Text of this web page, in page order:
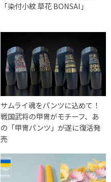
「染付小紋 草花 BONSAI」
サムライ魂をパンツに込めて！
戦国武将の甲冑がモチーフ、あ
の「甲冑パンツ」が遂に復活発
売